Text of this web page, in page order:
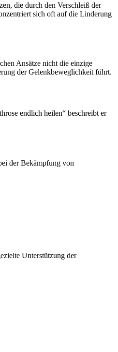
die durch den Verschleiß der
sich oft auf die Linderung
Ansätze nicht die einzige
der Gelenkbeweglichkeit führt.
endlich heilen“ beschreibt er
der Bekämpfung von
Unterstützung der